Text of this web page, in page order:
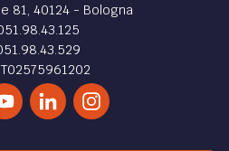
81, 40124 - Bologna